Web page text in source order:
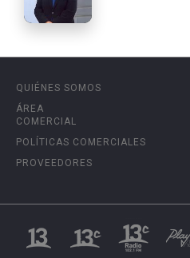
QUIÉNES SOMOS
ÁREA
COMERCIAL
POLÍTICAS COMERCIALES
PROVEEDORES